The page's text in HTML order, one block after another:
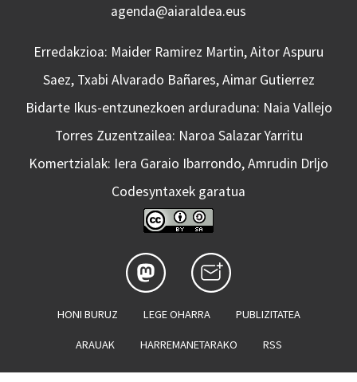
agenda@aiaraldea.eus
Erredakzioa: Maider Ramirez Martin, Aitor Aspuru
Saez, Txabi Alvarado Bañares, Aimar Gutierrez
Bidarte Ikus-entzunezkoen arduraduna: Naia Vallejo
Torres Zuzentzailea: Naroa Salazar Yarritu
Komertzialak: Iera Garaio Ibarrondo, Amrudin Drljo
Codesyntaxek garatua
HONI BURUZ LEGE OHARRA PUBLIZITATEA
ARAUAK HARREMANETARAKO RSS